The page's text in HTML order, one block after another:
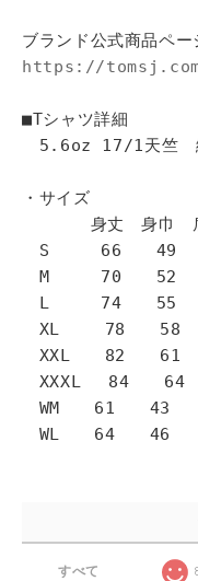
ブランド公式商品ペー
https://
■Tシャツ詳細
5.6oz 17/1天竺
・サイズ
身丈 身巾 肩
S 66 49
M 70 52
L 74 55
XL 78 58
XXL 82
XXXL 84
WM 61 43
WL 64 46
すべて